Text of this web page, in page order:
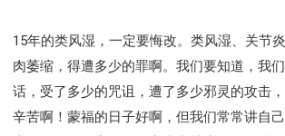
15年的类风湿，一定要悔改。类风湿、关节
肉萎缩，得遭多少的罪啊。我们要知道，我
话，受了多少的咒诅，遭了多少邪灵的攻击，
辛苦啊！蒙福的日子好啊，但我们常常讲自